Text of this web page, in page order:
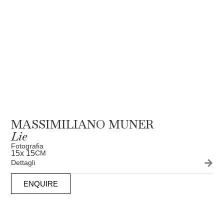
MASSIMILIANO MUNER
Lie
Fotografia
15x 15CM
Dettagli
ENQUIRE